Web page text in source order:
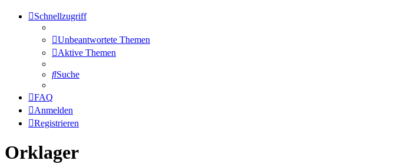
Schnellzugriff
Unbeantwortete Themen
Aktive Themen
Suche
FAQ
Anmelden
Registrieren
Orklager